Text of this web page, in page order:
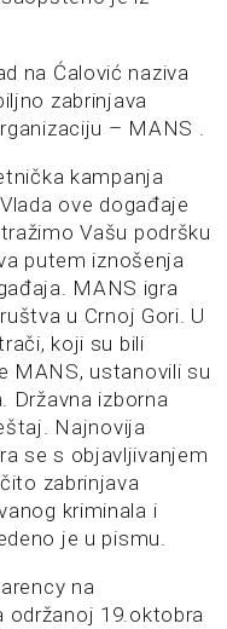
na Ćalović naziva
zabrinjava
– MANS .
kampanja
ove događaje
Vašu podršku
putem iznošenja
MANS igra
u Crnoj Gori. U
koji su bili
MANS, ustanovili su
Državna izborna
Najnovija
se s objavljivanjem
zabrinjava
kriminala i
je u pismu.
na
održanoj 19.oktobra